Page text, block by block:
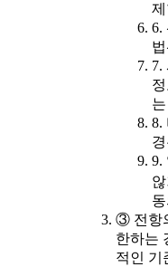
6.
7.
8.
9.
③ 전항
한하는
적인 기